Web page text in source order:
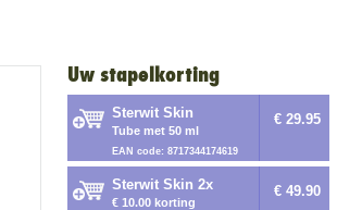
Uw stapelkorting
Sterwit Skin
Tube met 50 ml
EAN code: 8717344174619
€ 29.95
Sterwit Skin 2x
€ 10.00 korting
€ 49.90